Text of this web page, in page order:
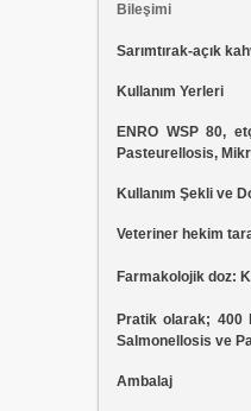
Bileşimi
Sarımtırak-açık
Kullanım Yerleri
ENRO WSP 80,
Pasteurellosis,
Kullanım Şekli ve
Veteriner hekim
Farmakolojik doz:
Pratik olarak; 400
Salmonellosis ve
Ambalaj